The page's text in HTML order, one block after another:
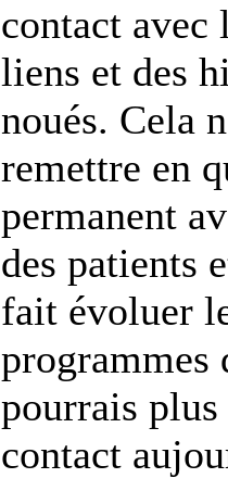
contact avec
liens et des
noués. Cela
remettre en
permanent
des patients
fait évoluer
programmes
pourrais plus
contact